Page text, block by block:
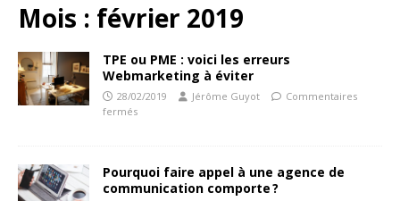
Mois : février 2019
TPE ou PME : voici les erreurs
Webmarketing à éviter
28/02/2019 Jérôme Guyot
Commentaires
fermés
Pourquoi faire appel à une agence de
communication comporte ?